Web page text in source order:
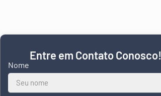
Entre em Contato Conosco!
Nome